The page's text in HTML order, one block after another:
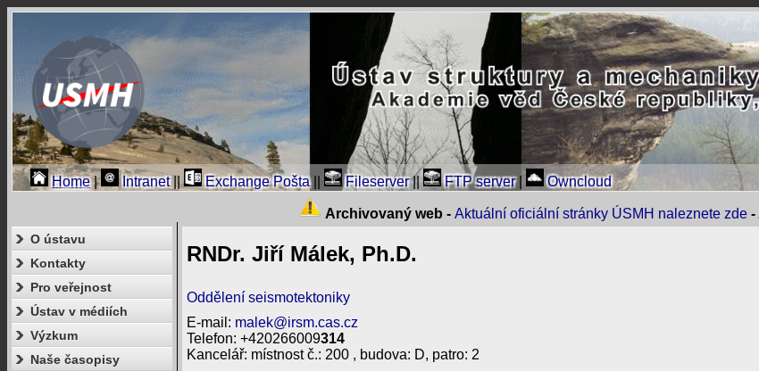
Home| Intranet|| Exchange Pošta Fileserver|| FTP server| Owncloud
Archivovaný web - Aktuální oficiální stránky ÚSMH naleznete zde-
O ústavu
Kontakty
Pro veřejnost
Ústav v médiích
Výzkum
Naše časopisy
RNDr. Jiří Málek, Ph.D.
Oddělení seismotektoniky
E-mail: malek@irsm.cas.cz
Telefon: +420266009314
Kancelář: místnost č.: 200 , budova: D, patro: 2